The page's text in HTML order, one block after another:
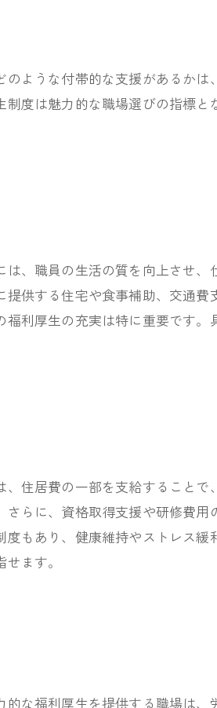
ような付帯的な支援があるかは
度は魅力的な職場選びの指標と
、職員の生活の質を向上させ、
供する住宅や食事補助、交通
利厚生の充実は特に重要です
住居費の一部を支給することで
らに、資格取得支援や研修費用
もあり、健康維持やストレス緩
ます。
な福利厚生を提供する職場は、